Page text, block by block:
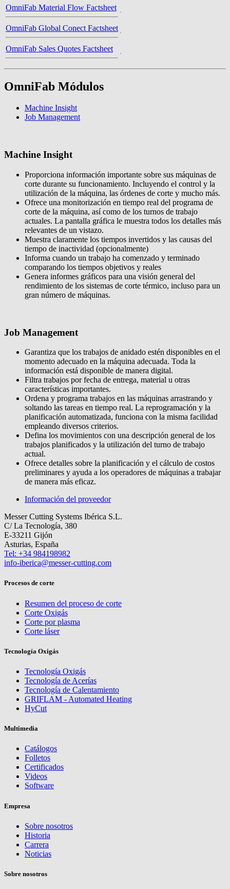
OmniFab Material Flow Factsheet
OmniFab Global Conect Factsheet
OmniFab Sales Quotes Factsheet
OmniFab Módulos
Machine Insight
Job Management
Machine Insight
Proporciona información importante sobre sus máquinas de
corte durante su funcionamiento. Incluyendo el control y la
utilización de la máquina, las órdenes de corte y mucho más.
Ofrece una monitorización en tiempo real del programa de
corte de la máquina, así como de los turnos de trabajo
actuales. La pantalla gráfica le muestra todos los detalles más
relevantes de un vistazo.
Muestra claramente los tiempos invertidos y las causas del
tiempo de inactividad (opcionalmente)
Informa cuando un trabajo ha comenzado y terminado
comparando los tiempos objetivos y reales
Genera informes gráficos para una visión general del
rendimiento de los sistemas de corte térmico, incluso para un
gran número de máquinas.
Job Management
Garantiza que los trabajos de anidado estén disponibles en el
momento adecuado en la máquina adecuada. Toda la
información está disponible de manera digital.
Filtra trabajos por fecha de entrega, material u otras
características importantes.
Ordena y programa trabajos en las máquinas arrastrando y
soltando las tareas en tiempo real. La reprogramación y la
planificación automatizada, funciona con la misma facilidad
empleando diversos criterios.
Defina los movimientos con una descripción general de los
trabajos planificados y la utilización del turno de trabajo
actual.
Ofrece detalles sobre la planificación y el cálculo de costos
preliminares y ayuda a los operadores de máquinas a trabajar
de manera más eficaz.
Información del proveedor
Messer Cutting Systems Ibérica S.L.
C/ La Tecnología, 380
E-33211 Gijón
Asturias, España
Tel: +34 984198982
info-iberica@messer-cutting.com
Procesos de corte
Resumen del proceso de corte
Corte Oxigás
Corte por plasma
Corte láser
Tecnología Oxigás
Tecnología Oxigás
Tecnología de Acerías
Tecnología de Calentamiento
GRIFLAM - Automated Heating
HyCut
Multimedia
Catálogos
Folletos
Certificados
Videos
Software
Empresa
Sobre nosotros
Historia
Carrera
Noticias
Sobre nosotros